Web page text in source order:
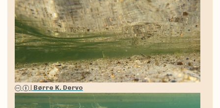
Børre K. Dervo